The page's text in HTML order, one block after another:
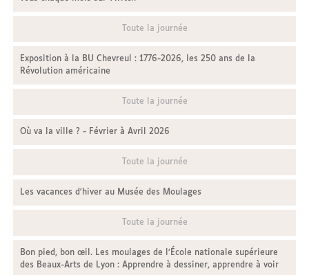
Toute la journée
Exposition à la BU Chevreul : 1776-2026, les 250 ans de la
Révolution américaine
Toute la journée
Où va la ville ? - Février à Avril 2026
Toute la journée
Les vacances d'hiver au Musée des Moulages
Toute la journée
Bon pied, bon œil. Les moulages de l’École nationale supérieure
des Beaux-Arts de Lyon : Apprendre à dessiner, apprendre à voir